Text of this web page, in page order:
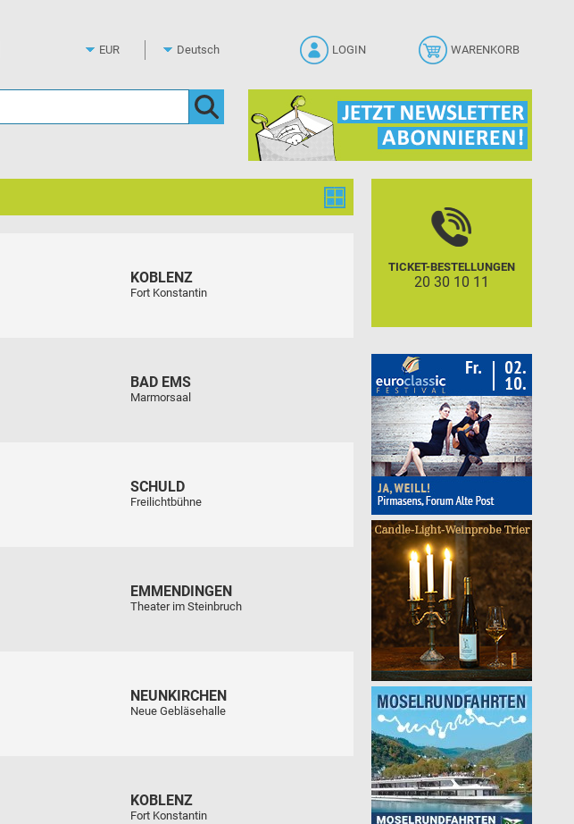
KOBLENZ
Fort Konstantin
BAD EMS
Marmorsaal
SCHULD
Freilichtbühne
EMMENDINGEN
Theater im Steinbruch
NEUNKIRCHEN
Neue Gebläsehalle
KOBLENZ
Fort Konstantin
TICKET-BESTELLUNGEN
20 30 10 11
WARENKORB
LOGIN